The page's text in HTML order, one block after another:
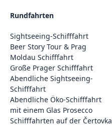
Rundfahrten
Sightseeing-Schifffahrt
Beer Story Tour & Prag
Moldau Schifffahrt
Große Prager Schifffahrt
Abendliche Sightseeing-
Schifffahrt
Abendliche Öko-Schifffahrt
mit einem Glas Prosecco
Schifffahrten auf der Čertovka